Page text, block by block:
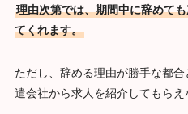
理由次第では、期間中に辞めて
てくれます。
ただし、辞める理由が勝手な都
遣会社から求人を紹介してもらえ